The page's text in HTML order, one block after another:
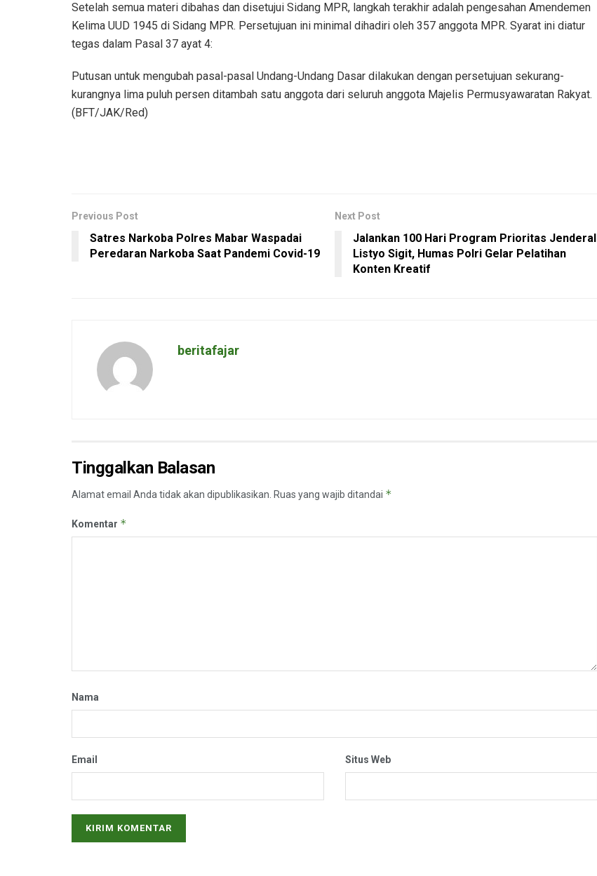
Setelah semua materi dibahas dan disetujui Sidang MPR, langkah terakhir adalah pengesahan Amendemen
Kelima UUD 1945 di Sidang MPR. Persetujuan ini minimal dihadiri oleh 357 anggota MPR. Syarat ini diatur
tegas dalam Pasal 37 ayat 4:
Putusan untuk mengubah pasal-pasal Undang-Undang Dasar dilakukan dengan persetujuan sekurang-
kurangnya lima puluh persen ditambah satu anggota dari seluruh anggota Majelis Permusyawaratan Rakyat.
(BFT/JAK/Red)
Previous Post
Satres Narkoba Polres Mabar Waspadai
Peredaran Narkoba Saat Pandemi Covid-19
Next Post
Jalankan 100 Hari Program Prioritas Jenderal
Listyo Sigit, Humas Polri Gelar Pelatihan
Konten Kreatif
beritafajar
Tinggalkan Balasan
Alamat email Anda tidak akan dipublikasikan. Ruas yang wajib ditandai *
Komentar *
Nama
Email Situs Web